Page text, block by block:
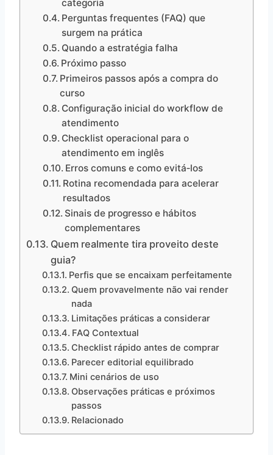
categoria
Perguntas frequentes (FAQ) que
surgem na prática
Quando a estratégia falha
Próximo passo
Primeiros passos após a compra do
curso
Configuração inicial do workflow de
atendimento
Checklist operacional para o
atendimento em inglês
Erros comuns e como evitá‑los
Rotina recomendada para acelerar
resultados
Sinais de progresso e hábitos
complementares
Quem realmente tira proveito deste
guia?
Perfis que se encaixam perfeitamente
Quem provavelmente não vai render
nada
Limitações práticas a considerar
FAQ Contextual
Checklist rápido antes de comprar
Parecer editorial equilibrado
Mini cenários de uso
Observações práticas e próximos
passos
Relacionado